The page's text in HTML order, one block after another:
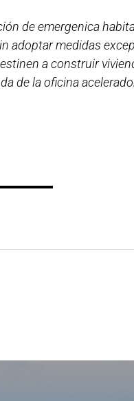
de emergenica
adoptar medidas
a construir
de la oficina